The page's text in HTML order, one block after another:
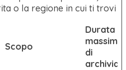
o la regione in cui ti trovi
Scopo
Durata
massima
di